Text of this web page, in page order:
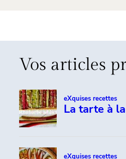
Vos articles